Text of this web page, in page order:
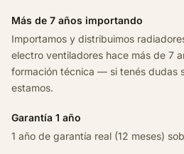
0
2
0
0
5
c
Más de 7 años importando
Importamos y distribuimos
electro ventiladores hace más de 7
formación técnica — si tenés dudas
estamos.
Garantía 1 año
1 año de garantía real (12 meses)